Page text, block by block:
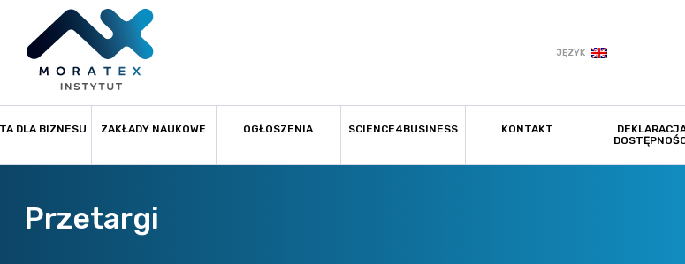
JĘZYK
DLA BIZNESU ZAKŁADY NAUKOWE OGŁOSZENIA SCIENCE4BUSINESS KONTAKT
Przetargi